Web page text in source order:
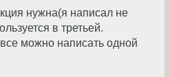
нужна(я написал не
в третьей.
можно написать одной